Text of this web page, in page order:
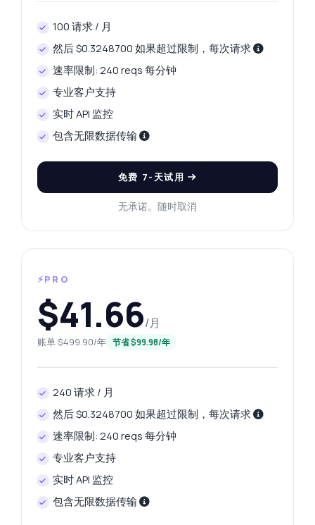
100 请求 / 月
然后 $0.3248700 如果超过限制，每次请求
速率限制: 240 reqs 每分钟
专业客户支持
实时 API 监控
包含无限数据传输
免费 7-天试用
无承诺。随时取消
⚡PRO
$41.66/月
账单 $499.90/年 节省 $99.98/年
240 请求 / 月
然后 $0.3248700 如果超过限制，每次请求
速率限制: 240 reqs 每分钟
专业客户支持
实时 API 监控
包含无限数据传输